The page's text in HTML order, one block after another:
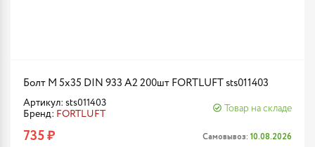
Болт М 5х35 DIN 933 A2 200шт FORTLUFT sts011403
Артикул: sts011403
Бренд: FORTLUFT
Товар на складе
735 ₽ Самовывоз: 10.08.2026